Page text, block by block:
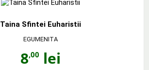
Taina Sfintei Euharistii
EGUMENITA
8,00 lei